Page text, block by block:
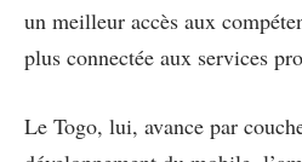
un meilleur accès aux
plus connectée aux services
Le Togo, lui, avance par